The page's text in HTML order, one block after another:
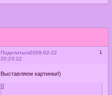
Поделиться 1
2009-02-22
20:23:22
Выставляем картинки!)
0